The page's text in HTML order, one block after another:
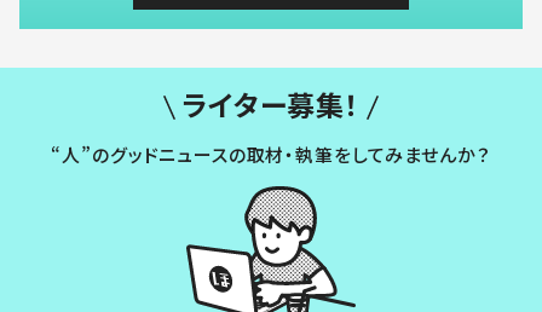
ライター募集！
“人”のグッドニュースの取材・執筆をしてみませんか？